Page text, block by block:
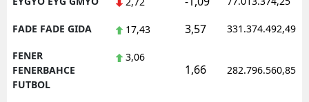
FADE FADE GIDA 17,43 3,57 331.374.492,49
FENER
FENERBAHCE
FUTBOL
3,06
1,66 282.796.560,85